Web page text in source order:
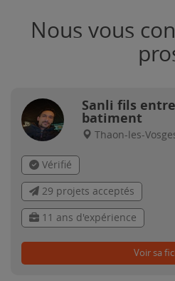
Nous vous
Sanli fils
batiment
Thaon-les-
Vérifié
29 projets acceptés
11 ans d'expérience
Voir sa